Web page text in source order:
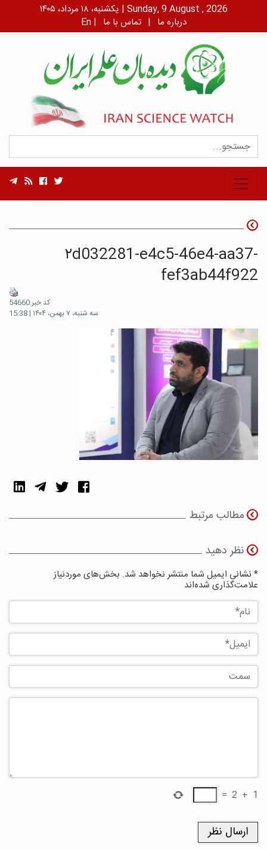
یکشنبه، ۱۸ مرداد، ۱۴۰۵ | Sunday, 9 August , 2026
En | درباره ما | تماس با ما
۲d032281-e4c5-46e4-aa37-
fef3ab44f922
کد خبر:54660
سه شنبه، ۷ بهمن، ۱۴۰۴ | 15:38
مطالب مرتبط
نظر دهید
* نشانی ایمیل شما منتشر نخواهد شد. بخش‌های موردنیاز
علامت‌گذاری شده‌اند
1
+
2
=